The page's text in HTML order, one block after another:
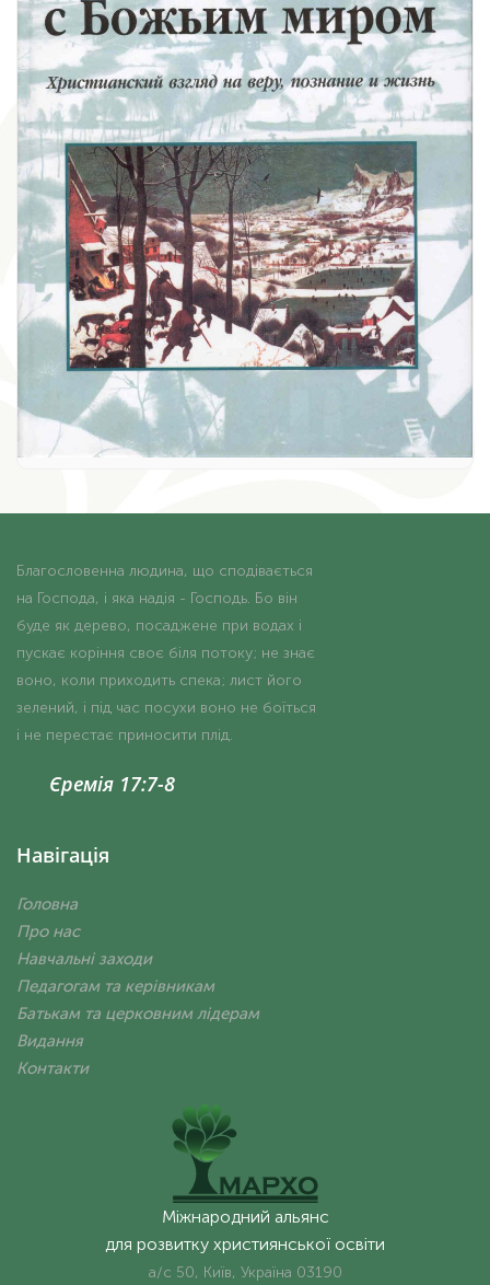
Благословенна людина, що сподівається
на Господа, і яка надія - Господь. Бо він
буде як дерево, посаджене при водах і
пускає коріння своє біля потоку; не знає
воно, коли приходить спека; лист його
зелений, і під час посухи воно не боїться
і не перестає приносити плід.
Єремія 17:7-8
Навігація
Головна
Про нас
Навчальні заходи
Педагогам та керівникам
Батькам та церковним лідерам
Видання
Контакти
Міжнародний альянс
для розвитку християнської освіти
а/с 50, Київ, Україна 03190